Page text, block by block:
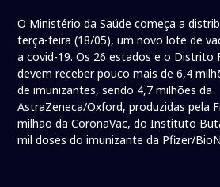
O Ministério da Saúde começa a
terça-feira (18/05), um novo lote de
a covid-19. Os 26 estados e o Distrito
devem receber pouco mais de 6,4
de imunizantes, sendo 4,7 milhões da
AstraZeneca/Oxford, produzidas pela
milhão da CoronaVac, do Instituto
mil doses do imunizante da Pfizer/